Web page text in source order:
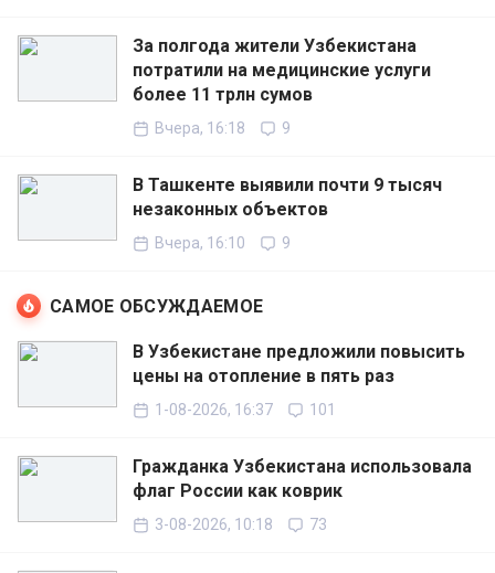
За полгода жители Узбекистана
потратили на медицинские услуги
более 11 трлн сумов
Вчера, 16:18 9
В Ташкенте выявили почти 9 тысяч
незаконных объектов
Вчера, 16:10 9
САМОЕ ОБСУЖДАЕМОЕ
В Узбекистане предложили повысить
цены на отопление в пять раз
1-08-2026, 16:37 101
Гражданка Узбекистана использовала
флаг России как коврик
3-08-2026, 10:18 73